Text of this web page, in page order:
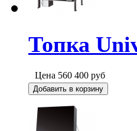
Топка
Цена 560 400 руб
Добавить в корзину